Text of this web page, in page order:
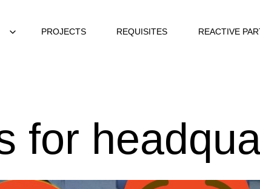
PROJECTS REQUISITES REACTIVE
for